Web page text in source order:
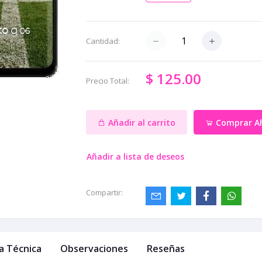
Cantidad:
Precio Total: $ 125.00
Añadir al carrito Comprar
Añadir a lista de deseos
Compartir:
Técnica Observaciones Reseñas